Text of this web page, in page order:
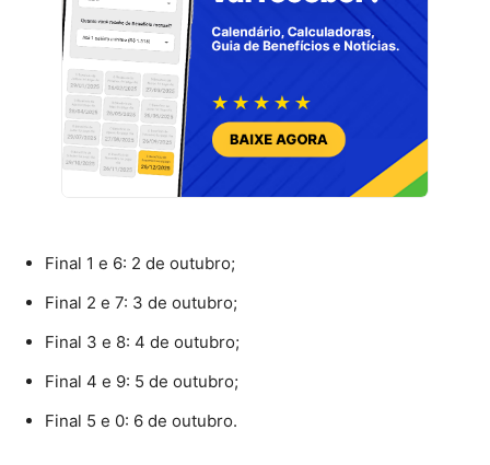
Final 1 e 6: 2 de outubro;
Final 2 e 7: 3 de outubro;
Final 3 e 8: 4 de outubro;
Final 4 e 9: 5 de outubro;
Final 5 e 0: 6 de outubro.